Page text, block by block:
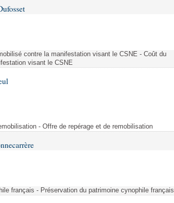
contre la manifestation visant le CSNE - Coût du
visant le CSNE
- Offre de repérage et de remobilisation
français - Préservation du patrimoine cynophile français